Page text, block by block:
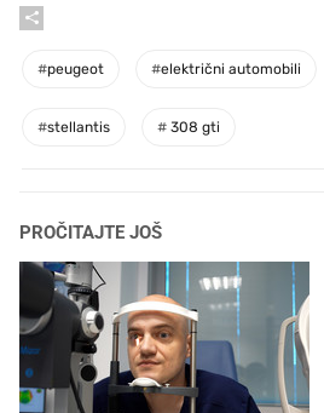
#peugeot #električni automobili
#stellantis # 308 gti
PROČITAJTE JOŠ